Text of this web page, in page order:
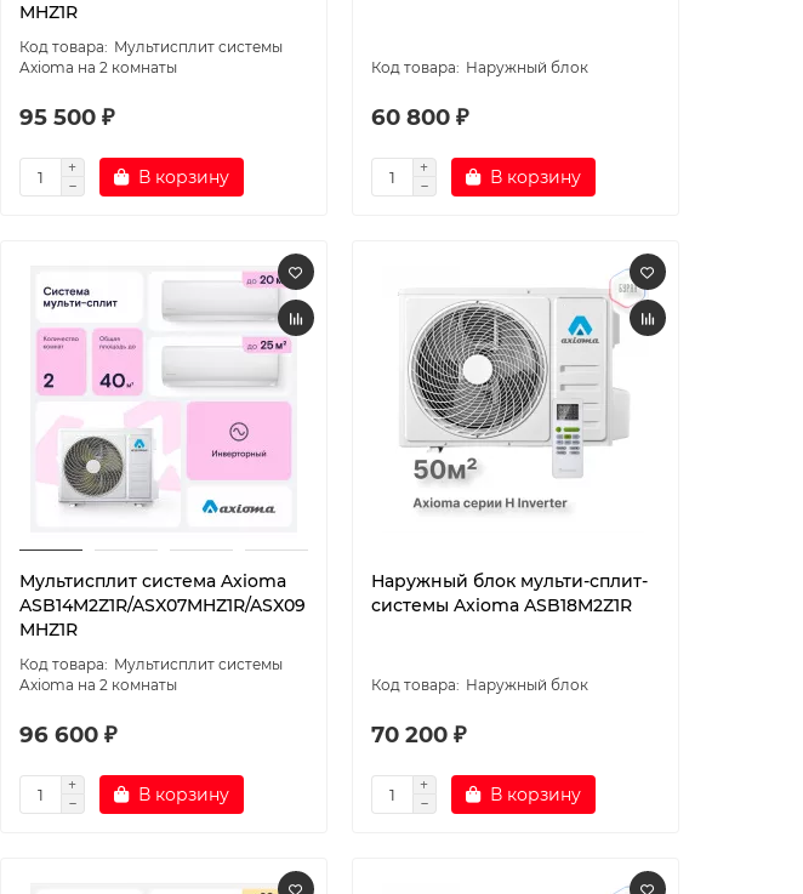
MHZ1R
Мультисплит системы
Axioma на 2 комнаты
95 500 ₽
В корзину
Наружный блок
60 800 ₽
В корзину
Мультисплит система Axioma
ASB14M2Z1R/ASX07MHZ1R/ASX09
MHZ1R
Мультисплит системы
Axioma на 2 комнаты
96 600 ₽
В корзину
Наружный блок мульти-сплит-
системы Axioma ASB18M2Z1R
Наружный блок
70 200 ₽
В корзину